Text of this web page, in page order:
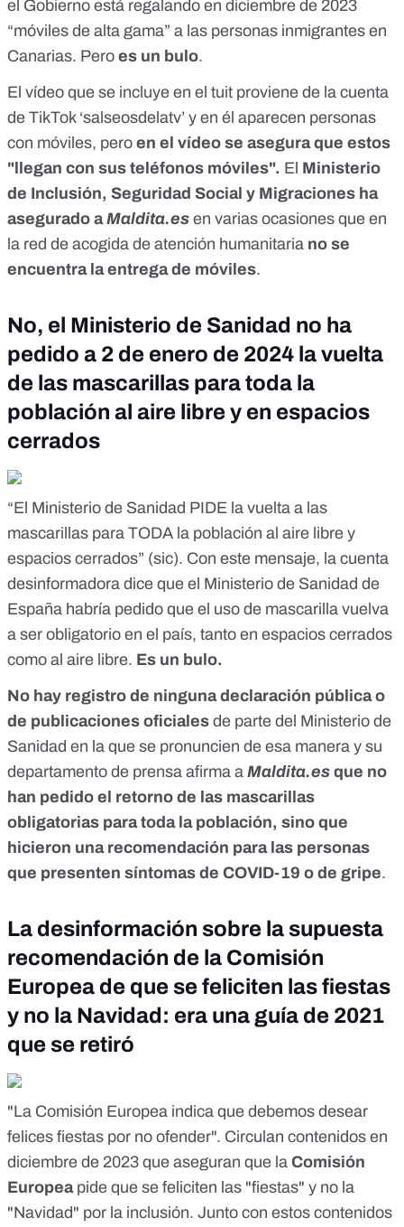
el Gobierno está regalando en diciembre de 2023
“móviles de alta gama” a las personas inmigrantes en
Canarias. Pero es un bulo.
El vídeo que se incluye en el tuit proviene de la cuenta
de TikTok ‘salseosdelatv’ y en él aparecen personas
con móviles, pero en el vídeo se asegura que estos
"llegan con sus teléfonos móviles". El Ministerio
de Inclusión, Seguridad Social y Migraciones ha
asegurado aMaldita.es en varias ocasiones que en
la red de acogida de atención humanitaria no se
encuentra la entrega de móviles.
No, el Ministerio de Sanidad no ha
pedido a 2 de enero de 2024 la vuelta
de las mascarillas para toda la
población al aire libre y en espacios
cerrados
“El Ministerio de Sanidad PIDE la vuelta a las
mascarillas para TODA la población al aire libre y
espacios cerrados” (sic). Con este mensaje, la cuenta
desinformadora dice que el Ministerio de Sanidad de
España habría pedido que el uso de mascarilla vuelva
a ser obligatorio en el país, tanto en espacios cerrados
como al aire libre. Es un bulo.
No hay registro de ninguna declaración pública o
de publicaciones oficiales de parte del Ministerio de
Sanidad en la que se pronuncien de esa manera y su
departamento de prensa afirma a Maldita.es que no
han pedido el retorno de las mascarillas
obligatorias para toda la población, sino que
hicieron una recomendación para las personas
que presenten síntomas de COVID-19 o de gripe.
La desinformación sobre la supuesta
recomendación de la Comisión
Europea de que se feliciten las fiestas
y no la Navidad: era una guía de 2021
que se retiró
"La Comisión Europea indica que debemos desear
felices fiestas por no ofender". Circulan contenidos en
diciembre de 2023 que aseguran que la Comisión
Europea pide que se feliciten las "fiestas" y no la
"Navidad" por la inclusión. Junto con estos contenidos